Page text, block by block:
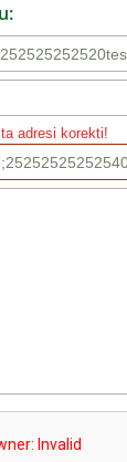
adresi korekti!